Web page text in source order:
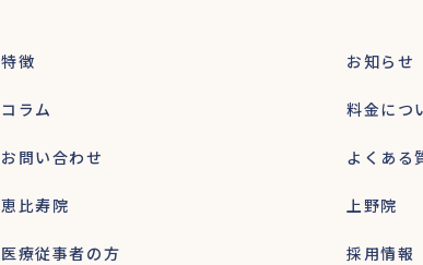
特徴 お知らせ
コラム 料金につ
お問い合わせ よくある
恵比寿院 上野院
医療従事者の方 採用情報